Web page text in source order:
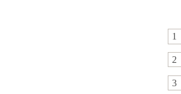
1
2
3